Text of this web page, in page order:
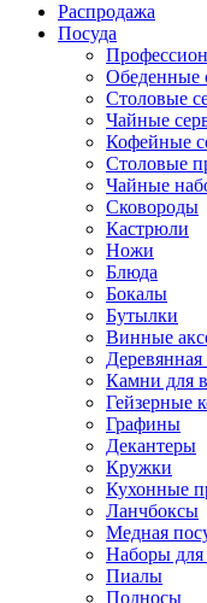
Распродажа
Посуда
Обеденные
Столовые
Чайные
Кофейные
Столовые
Чайные
Сковороды
Кастрюли
Ножи
Блюда
Бокалы
Бутылки
Винные
Деревянная
Камни для
Гейзерные
Графины
Декантеры
Кружки
Кухонные
Ланчбоксы
Медная
Наборы для
Пиалы
Подносы